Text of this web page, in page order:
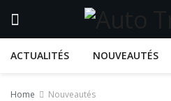
ACTUALITÉS NOUVEAUTÉS
Home Nouveautés